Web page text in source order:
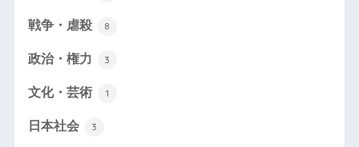
戦争・虐殺 8
政治・権力 3
文化・芸術 1
日本社会 3